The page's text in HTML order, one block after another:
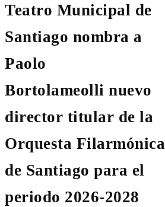
Teatro Municipal de
Santiago nombra a
Paolo
Bortolameolli nuevo
director titular de la
Orquesta Filarmónica
de Santiago para el
periodo 2026-2028